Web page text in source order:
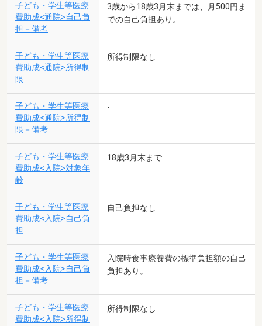
子ども・学生等医療
費助成<通院>自己負
担－備考
3歳から18歳3月末までは、月500円ま
での自己負担あり。
子ども・学生等医療
費助成<通院>所得制
限
所得制限なし
子ども・学生等医療
費助成<通院>所得制
限－備考
-
子ども・学生等医療
費助成<入院>対象年
齢
18歳3月末まで
子ども・学生等医療
費助成<入院>自己負
担
自己負担なし
子ども・学生等医療
費助成<入院>自己負
担－備考
入院時食事療養費の標準負担額の自己
負担あり。
子ども・学生等医療
費助成<入院>所得制
所得制限なし